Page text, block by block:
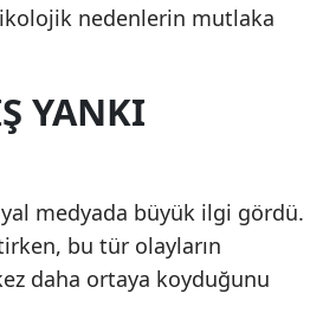
nedenlerin mutlaka
YANKI
medyada büyük ilgi gördü.
bu tür olayların
daha ortaya koyduğunu